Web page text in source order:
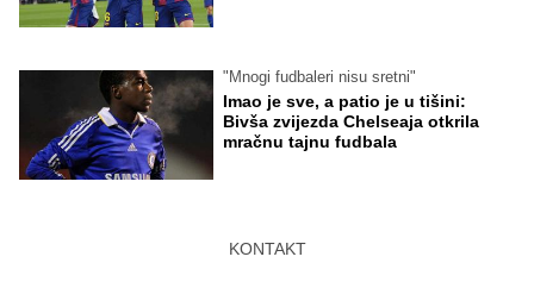
"Mnogi fudbaleri nisu sretni"
Imao je sve, a patio je u tišini:
Bivša zvijezda Chelseaja otkrila
mračnu tajnu fudbala
KONTAKT